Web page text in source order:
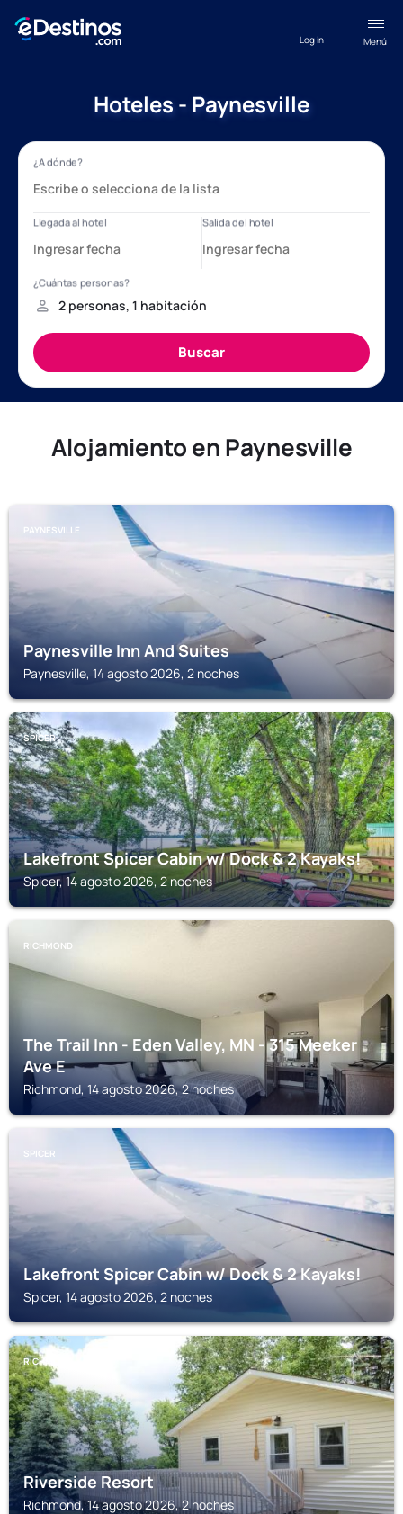
Menú
Log in
Hoteles - Paynesville
Alojamiento en Paynesville
PAYNESVILLE
Paynesville Inn And Suites
Paynesville, 14 agosto 2026, 2 noches
SPICER
Lakefront Spicer Cabin w/ Dock & 2 Kayaks!
Spicer, 14 agosto 2026, 2 noches
RICHMOND
The Trail Inn - Eden Valley, MN - 315 Meeker
Ave E
Richmond, 14 agosto 2026, 2 noches
SPICER
Lakefront Spicer Cabin w/ Dock & 2 Kayaks!
Spicer, 14 agosto 2026, 2 noches
RICHMOND
Riverside Resort
Richmond, 14 agosto 2026, 2 noches